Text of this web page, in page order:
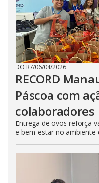
DO R7/06/04/2026
RECORD
Páscoa com
colaboradores
Entrega de ovos reforça
e bem-estar no ambiente